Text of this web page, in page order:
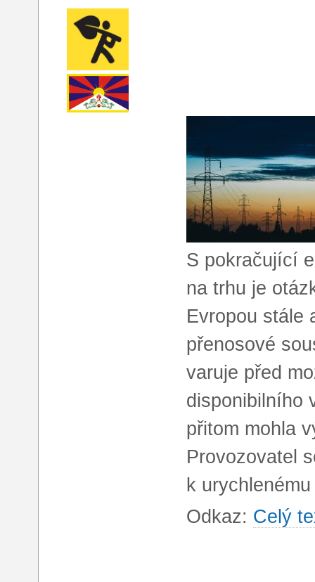
S pokračující
na trhu je
Evropou stále
přenosové
varuje před
disponibilního
přitom mohla
Provozovatel
k
Odkaz: Celý